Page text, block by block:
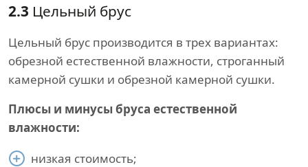
2.3 Цельный брус
Цельный брус производится в трех вариантах:
обрезной естественной влажности, строганный
камерной сушки и обрезной камерной сушки.
Плюсы и минусы бруса естественной
влажности:
низкая стоимость;